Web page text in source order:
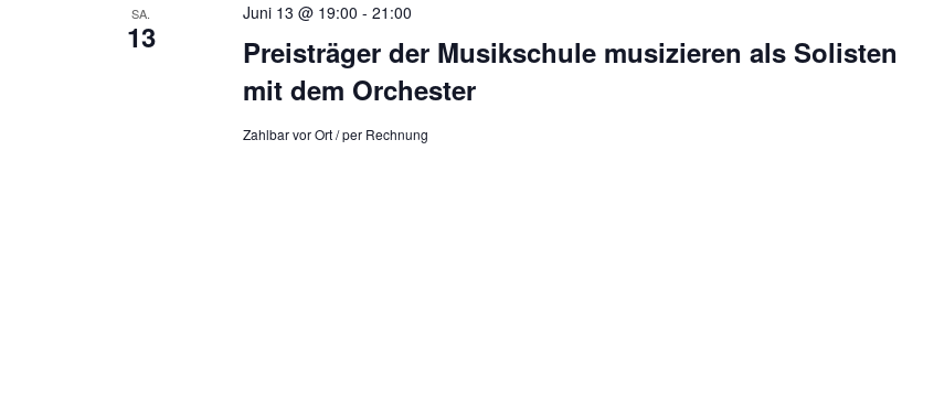
SA.
13
Preisträger der Musikschule musizieren als Solisten
mit dem Orchester
Juni 13 @ 19:00 - 21:00
Zahlbar vor Ort / per Rechnung